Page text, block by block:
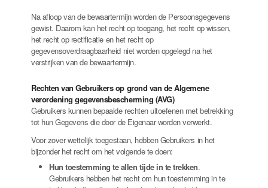
Na afloop van de bewaartermijn worden de Persoonsgegevens
gewist. Daarom kan het recht op toegang, het recht op wissen,
het recht op rectificatie en het recht op
gegevensoverdraagbaarheid niet worden opgelegd na het
verstrijken van de bewaartermijn.
Rechten van Gebruikers op grond van de Algemene
verordening gegevensbescherming (AVG)
Gebruikers kunnen bepaalde rechten uitoefenen met betrekking
tot hun Gegevens die door de Eigenaar worden verwerkt.
Voor zover wettelijk toegestaan, hebben Gebruikers in het
bijzonder het recht om het volgende te doen:
Hun toestemming te allen tijde in te trekken.
Gebruikers hebben het recht om hun toestemming in te